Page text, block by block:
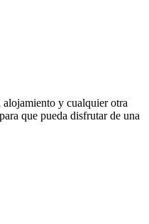
y cualquier otra
que pueda disfrutar de una